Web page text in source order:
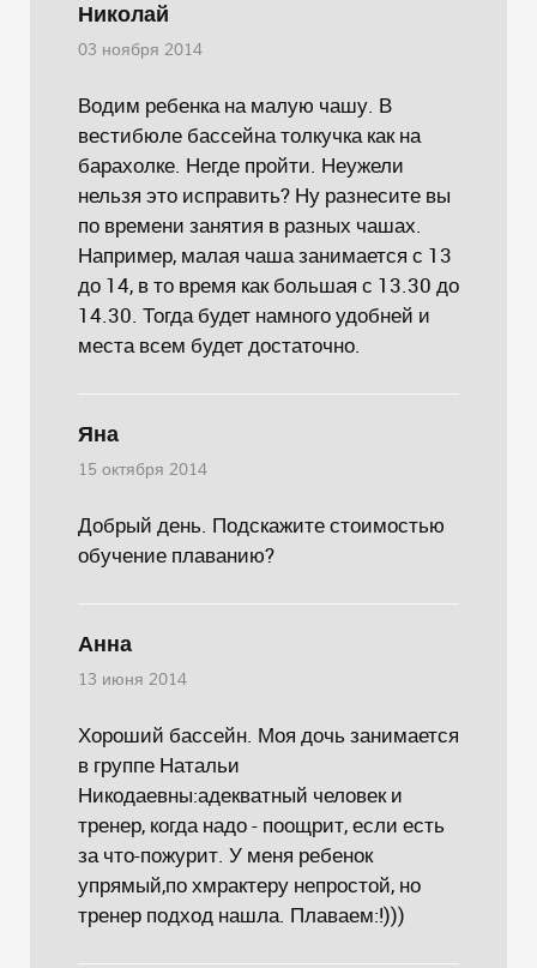
Николай
03 ноября 2014
Водим ребенка на малую чашу. В
вестибюле бассейна толкучка как на
барахолке. Негде пройти. Неужели
нельзя это исправить? Ну разнесите вы
по времени занятия в разных чашах.
Например, малая чаша занимается с 13
до 14, в то время как большая с 13.30 до
14.30. Тогда будет намного удобней и
места всем будет достаточно.
Яна
15 октября 2014
Добрый день. Подскажите стоимостью
обучение плаванию?
Анна
13 июня 2014
Хороший бассейн. Моя дочь занимается
в группе Натальи
Никодаевны:адекватный человек и
тренер, когда надо - поощрит, если есть
за что-пожурит. У меня ребенок
упрямый,по хмрактеру непростой, но
тренер подход нашла. Плаваем:!)))